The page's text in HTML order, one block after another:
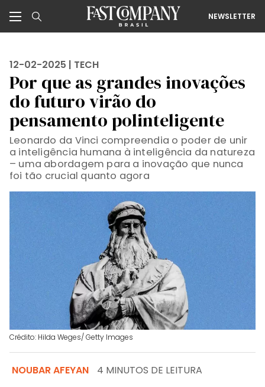
NEWSLETTER
12-02-2025 | TECH
Por que as grandes inovações
do futuro virão do
pensamento polinteligente
Leonardo da Vinci compreendia o poder de unir
a inteligência humana à inteligência da natureza
– uma abordagem para a inovação que nunca
foi tão crucial quanto agora
Crédito: Hilda Weges/ Getty Images
NOUBAR AFEYAN 4 MINUTOS DE LEITURA